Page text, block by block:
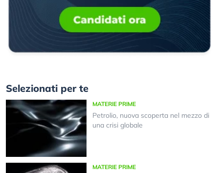
Selezionati per te
MATERIE PRIME
Petrolio, nuova scoperta nel mezzo di
una crisi globale
MATERIE PRIME